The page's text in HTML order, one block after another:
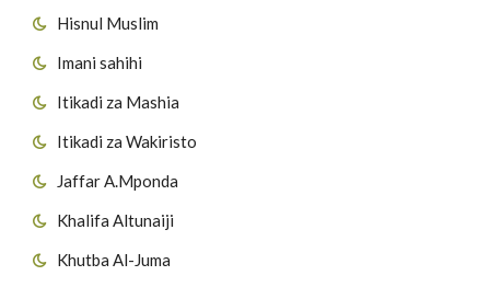
Hisnul Muslim
Imani sahihi
Itikadi za Mashia
Itikadi za Wakiristo
Jaffar A.Mponda
Khalifa Altunaiji
Khutba Al-Juma